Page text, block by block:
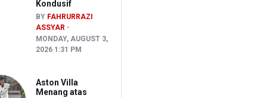
Kondusif
BY FAHRURRAZI
ASSYAR
MONDAY, AUGUST 3,
2026 1:31 PM
Aston Villa
Menang atas